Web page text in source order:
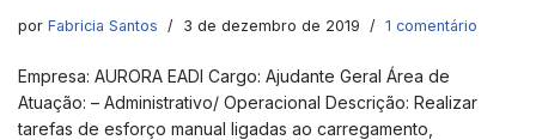
por Fabricia Santos 3 de dezembro de 2019 1 comentário
Empresa: AURORA EADI Cargo: Ajudante Geral Área de
Atuação: – Administrativo/ Operacional Descrição: Realizar
tarefas de esforço manual ligadas ao carregamento,